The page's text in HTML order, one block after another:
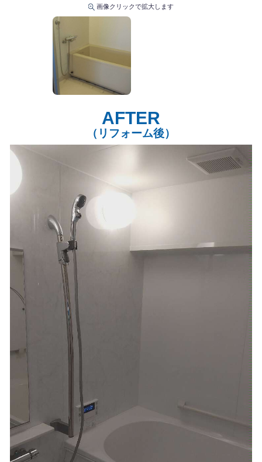
画像クリックで拡大します
AFTER
（リフォーム後）